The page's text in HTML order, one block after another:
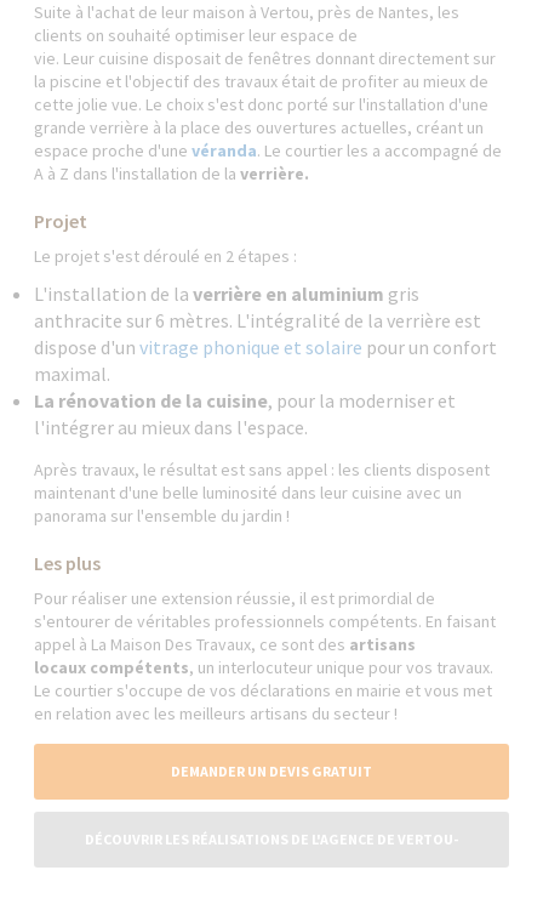
Suite à l'achat de leur maison à Vertou, près de Nantes, les
clients on souhaité optimiser leur espace de
vie. Leur cuisine disposait de fenêtres donnant directement sur
la piscine et l'objectif des travaux était de profiter au mieux de
cette jolie vue. Le choix s'est donc porté sur l'installation d'une
grande verrière à la place des ouvertures actuelles, créant un
espace proche d'unevéranda. Le courtier les a accompagné de
A à Z dans l'installation de laverrière.
Projet
Le projet s'est déroulé en 2 étapes :
L'installation de laverrière en aluminium gris
anthracite sur 6 mètres. L'intégralité de la verrière est
dispose d'unvitrage phonique et solaire pour un confort
maximal.
La rénovation de la cuisine, pour la moderniser et
l'intégrer au mieux dans l'espace.
Après travaux, le résultat est sans appel : les clients disposent
maintenant d'une belle luminosité dans leur cuisine avec un
panorama sur l'ensemble du jardin !
Les plus
Pour réaliser une extension réussie, il est primordial de
s'entourer de véritables professionnels compétents. En faisant
appel à La Maison Des Travaux, ce sont des artisans
locaux compétents, un interlocuteur unique pour vos travaux.
Le courtier s'occupe de vos déclarations en mairie et vous met
en relation avec les meilleurs artisans du secteur !
DEMANDER UN DEVIS GRATUIT
DÉCOUVRIR LES RÉALISATIONS DE L'AGENCE DE VERTOU-